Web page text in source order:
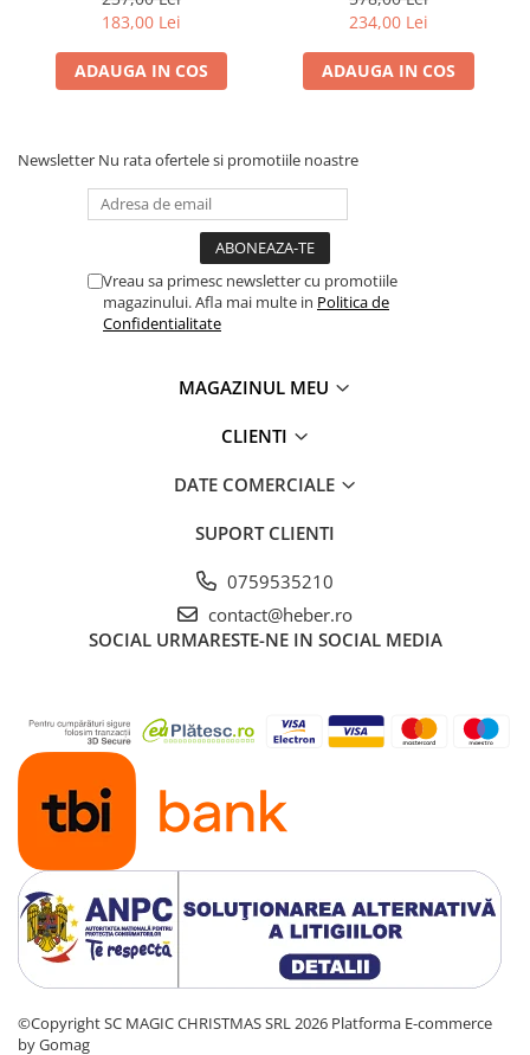
183,00 Lei
ADAUGA IN COS
234,00 Lei
ADAUGA IN COS
Newsletter Nu rata ofertele si promotiile noastre
Vreau sa primesc newsletter cu promotiile
magazinului. Afla mai multe in Politica de
Confidentialitate
MAGAZINUL MEU
CLIENTI
DATE COMERCIALE
SUPORT CLIENTI
0759535210
contact@heber.ro
SOCIAL URMARESTE-NE IN SOCIAL MEDIA
©Copyright SC MAGIC CHRISTMAS SRL 2026 Platforma E-commerce
by Gomag